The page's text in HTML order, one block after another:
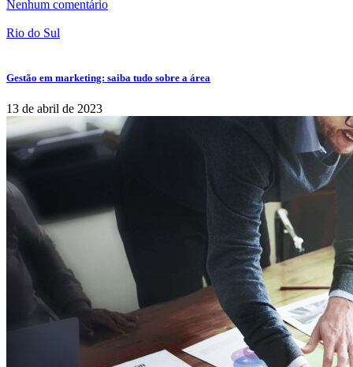
Nenhum comentário
Rio do Sul
Gestão em marketing: saiba tudo sobre a área
13 de abril de 2023